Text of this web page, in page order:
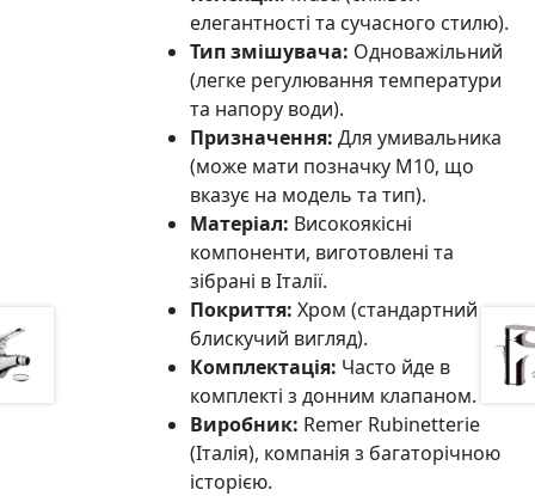
елегантності та сучасного стилю).
Тип змішувача: Одноважільний
(легке регулювання температури
та напору води).
Призначення: Для умивальника
(може мати позначку M10, що
вказує на модель та тип).
Матеріал: Високоякісні
компоненти, виготовлені та
зібрані в Італії.
Покриття: Хром (стандартний
блискучий вигляд).
Комплектація: Часто йде в
комплекті з донним клапаном.
Виробник: Remer Rubinetterie
(Італія), компанія з багаторічною
історією.